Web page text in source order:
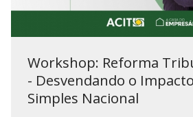
Workshop: Reforma
- Desvendando o
Simples Nacional